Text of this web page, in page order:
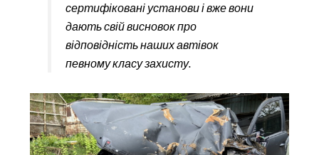
сертифіковані установи і вже вони
дають свій висновок про
відповідність наших автівок
певному класу захисту.